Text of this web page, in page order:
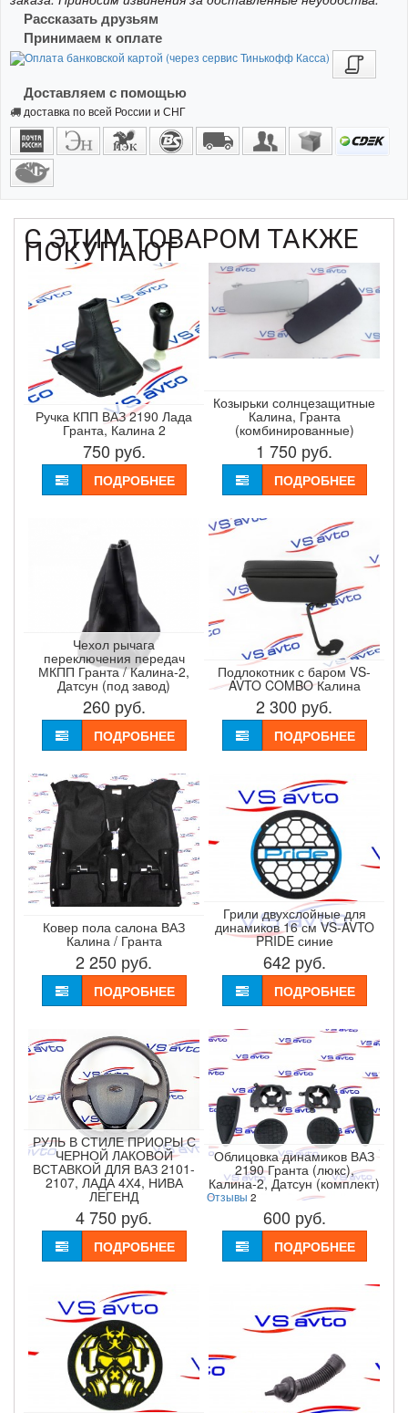
Рассказать друзьям
Принимаем к оплате
Доставляем с помощью
доставка по всей России и СНГ
С ЭТИМ ТОВАРОМ ТАКЖЕ
ПОКУПАЮТ
Ручка КПП ВАЗ 2190 Лада
Гранта, Калина 2
750 руб.
ПОДРОБНЕЕ
Козырьки солнцезащитные
Калина, Гранта
(комбинированные)
1 750 руб.
ПОДРОБНЕЕ
Чехол рычага
переключения передач
МКПП Гранта / Калина-2,
Датсун (под завод)
260 руб.
ПОДРОБНЕЕ
Подлокотник с баром VS-
AVTO COMBO Калина
2 300 руб.
ПОДРОБНЕЕ
Ковер пола салона ВАЗ
Калина / Гранта
2 250 руб.
ПОДРОБНЕЕ
Грили двухслойные для
динамиков 16 см VS-AVTO
PRIDE синие
642 руб.
ПОДРОБНЕЕ
РУЛЬ В СТИЛЕ ПРИОРЫ С
ЧЕРНОЙ ЛАКОВОЙ
ВСТАВКОЙ ДЛЯ ВАЗ 2101-
2107, ЛАДА 4Х4, НИВА
ЛЕГЕНД
4 750 руб.
ПОДРОБНЕЕ
Облицовка динамиков ВАЗ
2190 Гранта (люкс),
Калина-2, Датсун (комплект)
Отзывы 2
600 руб.
ПОДРОБНЕЕ